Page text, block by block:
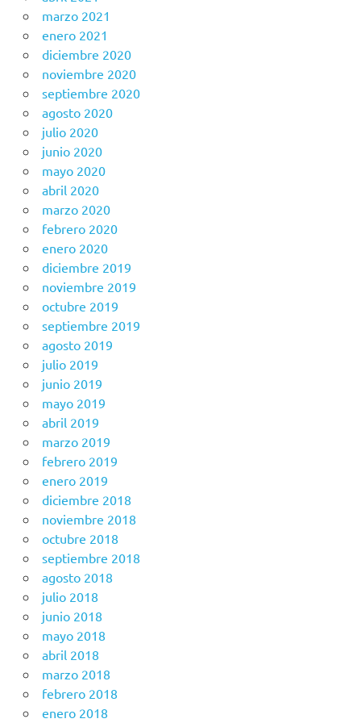
marzo 2021
enero 2021
diciembre 2020
noviembre 2020
septiembre 2020
agosto 2020
julio 2020
junio 2020
mayo 2020
abril 2020
marzo 2020
febrero 2020
enero 2020
diciembre 2019
noviembre 2019
octubre 2019
septiembre 2019
agosto 2019
julio 2019
junio 2019
mayo 2019
abril 2019
marzo 2019
febrero 2019
enero 2019
diciembre 2018
noviembre 2018
octubre 2018
septiembre 2018
agosto 2018
julio 2018
junio 2018
mayo 2018
abril 2018
marzo 2018
febrero 2018
enero 2018